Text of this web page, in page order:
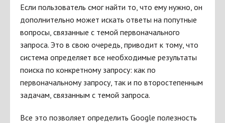
Если пользователь смог найти то, что ему нужно, он
дополнительно может искать ответы на попутные
вопросы, связанные с темой первоначального
запроса. Это в свою очередь, приводит к тому, что
система определяет все необходимые результаты
поиска по конкретному запросу: как по
первоначальному запросу, так и по второстепенным
задачам, связанным с темой запроса.
Все это позволяет определить Google полезность